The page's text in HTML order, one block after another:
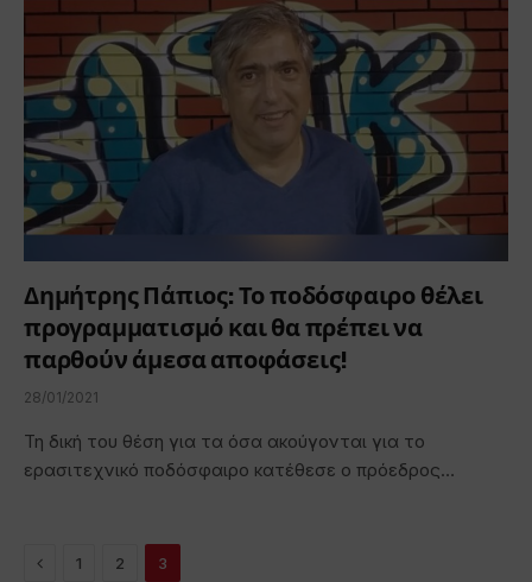
Δημήτρης Πάπιος: Το ποδόσφαιρο θέλει
προγραμματισμό και θα πρέπει να
παρθούν άμεσα αποφάσεις!
28/01/2021
Τη δική του θέση για τα όσα ακούγονται για το
ερασιτεχνικό ποδόσφαιρο κατέθεσε ο πρόεδρος…
Previous
1 2 3